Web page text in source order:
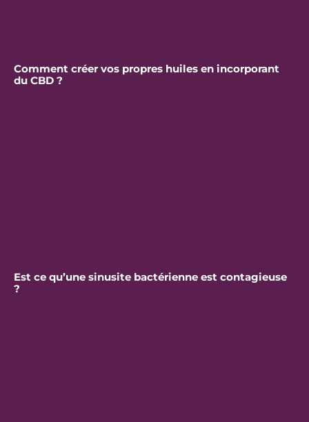
Comment créer vos propres huiles en incorporant
du CBD ?
Est ce qu’une sinusite bactérienne est contagieuse
?